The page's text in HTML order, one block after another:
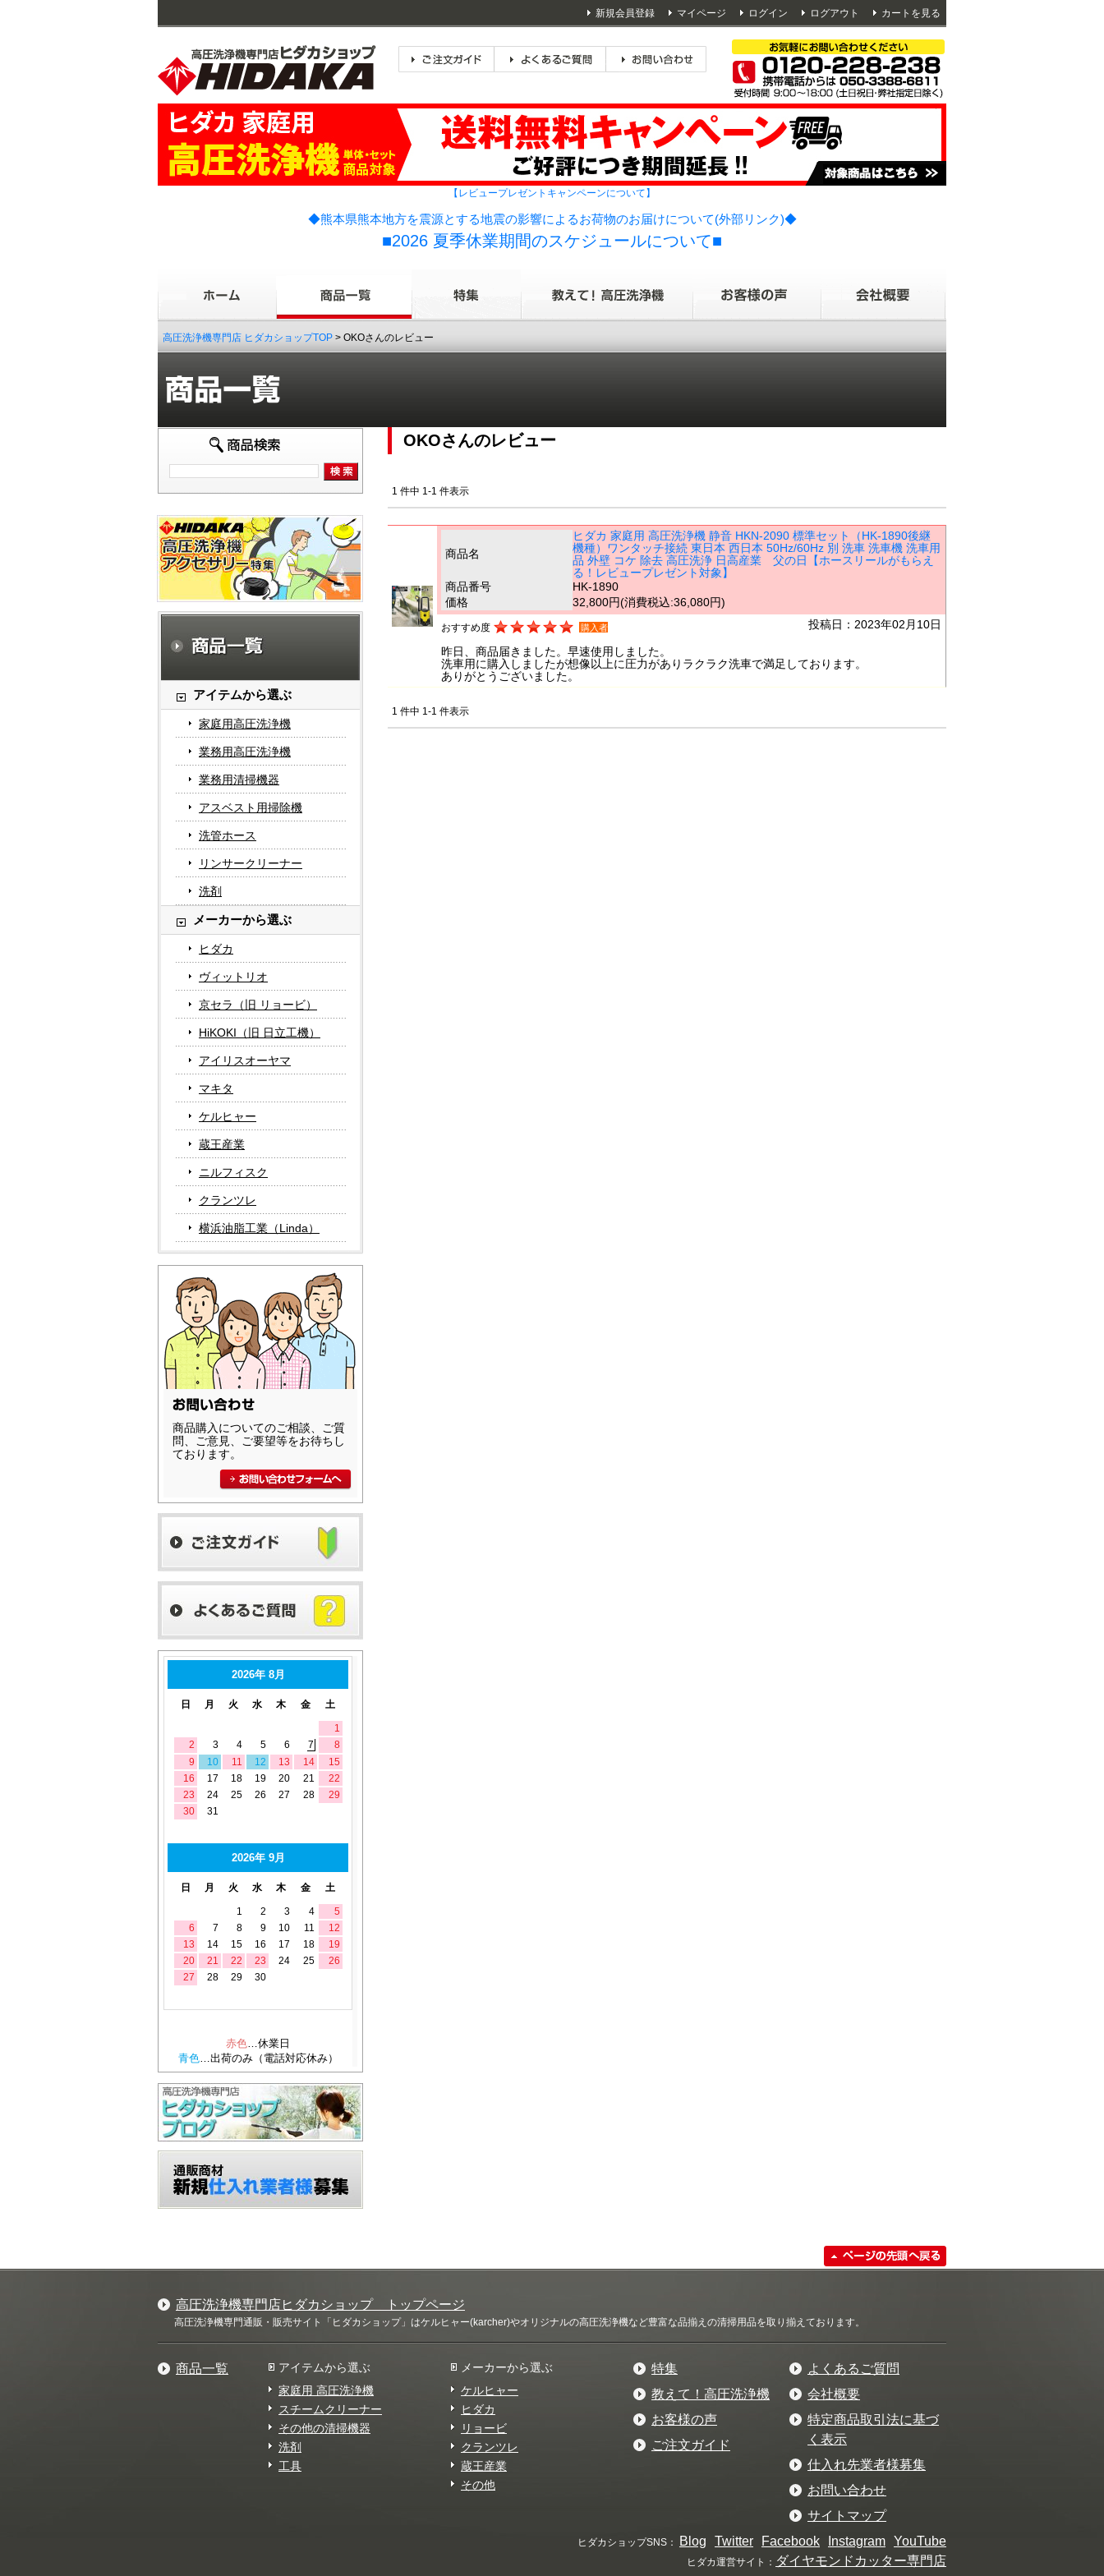
新規会員登録 マイページ ログイン ログアウト カートを見る
【レビュープレゼントキャンペーンについて】
◆熊本県熊本地方を震源とする地震の影響によるお荷物のお届けについて(外部リンク)◆
■2026 夏季休業期間のスケジュールについて■
高圧洗浄機専門店 ヒダカショップTOP > OKOさんのレビュー
アイテムから選ぶ
家庭用高圧洗浄機
業務用高圧洗浄機
業務用清掃機器
アスベスト用掃除機
洗管ホース
リンサークリーナー
洗剤
メーカーから選ぶ
ヒダカ
ヴィットリオ
京セラ（旧 リョービ）
HiKOKI（旧 日立工機）
アイリスオーヤマ
マキタ
ケルヒャー
蔵王産業
ニルフィスク
クランツレ
横浜油脂工業（Linda）
商品購入についてのご相談、ご質
問、ご意見、ご要望等をお待ちし
ております。
OKOさんのレビュー
1 件中 1-1 件表示
商品名
ヒダカ 家庭用 高圧洗浄機 静音 HKN-2090 標準セット（HK-1890後継
機種）ワンタッチ接続 東日本 西日本 50Hz/60Hz 別 洗車 洗車機 洗車用
品 外壁 コケ 除去 高圧洗浄 日高産業 父の日【ホースリールがもらえ
る！レビュープレゼント対象】
商品番号
HK-1890
価格
32,800円(消費税込:36,080円)
投稿日：2023年02月10日
おすすめ度 購入者
昨日、商品届きました。早速使用しました。
洗車用に購入しましたが想像以上に圧力がありラクラク洗車で満足しております。
ありがとうございました。
1 件中 1-1 件表示
高圧洗浄機専門店ヒダカショップ トップページ
高圧洗浄機専門通販・販売サイト「ヒダカショップ」はケルヒャー(karcher)やオリジナルの高圧洗浄機など豊富な品揃えの清掃用品を取り揃えております。
商品一覧
アイテムから選ぶ
家庭用 高圧洗浄機
スチームクリーナー
その他の清掃機器
洗剤
工具
メーカーから選ぶ
ケルヒャー
ヒダカ
リョービ
クランツレ
蔵王産業
その他
特集
教えて！高圧洗浄機
お客様の声
ご注文ガイド
よくあるご質問
会社概要
特定商品取引法に基づ
く表示
仕入れ先業者様募集
お問い合わせ
サイトマップ
ヒダカショップSNS： Blog Twitter Facebook Instagram YouTube
ヒダカ運営サイト： ダイヤモンドカッター専門店